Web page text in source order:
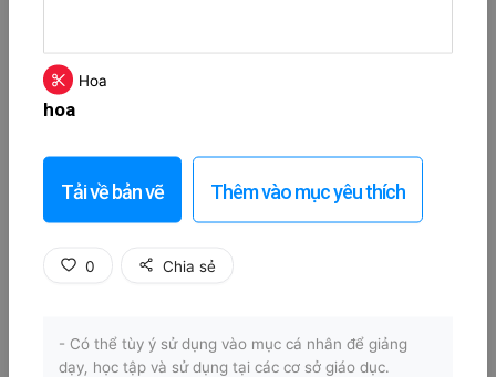
Hoa
hoa
Tải về bản vẽ Thêm vào mục yêu thích
0 Chia sẻ
- Có thể tùy ý sử dụng vào mục cá nhân để giảng
dạy, học tập và sử dụng tại các cơ sở giáo dục.